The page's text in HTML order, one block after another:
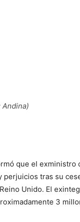
que el exministro
perjuicios tras su
Unido. El
3